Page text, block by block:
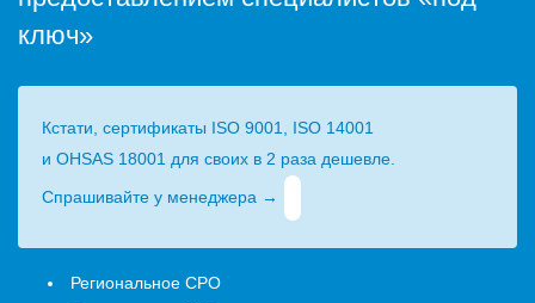
ключ»
Кстати, сертификаты ISO 9001, ISO 14001
и OHSAS 18001 для своих в 2 раза дешевле.
Спрашивайте у менеджера →
Региональное СРО